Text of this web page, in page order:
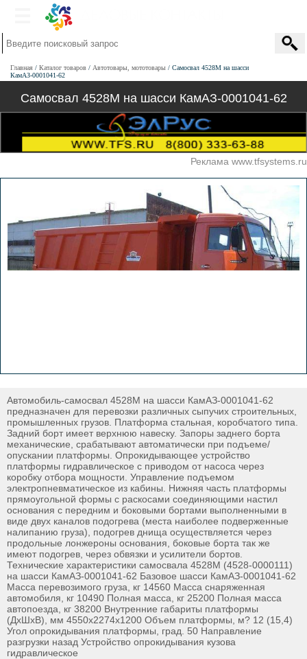
Главная Каталог товаров Автотовары, мототовары
Самосвал 4528М на шасси
КамАЗ-0001041-62
Самосвал 4528М на шасси КамАЗ-0001041-62
Реклама www.tfsystems.ru
Автомобиль-самосвал 4528М на шасси КамАЗ-0001041-62
предназначен для перевозки различных сыпучих строительных,
промышленных грузов. Платформа стальная, коробчатого типа.
Задний борт имеет верхнюю навеску. Запоры заднего борта
механические, срабатывают автоматически при подъеме/
опускании платформы. Опрокидывающее устройство
платформы гидравлическое с приводом от насоса через
коробку отбора мощности. Управление подъемом
электропневматическое из кабины. Нижняя часть платформы
прямоугольной формы с раскосами соединяющими настил
основания с передним и боковыми бортами выполненными в
виде двух каналов подогрева (места наиболее подверженные
налипанию груза), подогрев днища осуществляется через
продольные лонжероны основания, боковые борта так же
имеют подогрев, через обвязки и усилители бортов.
Технические характеристики самосвала 4528М (4528-0000111)
на шасси КамАЗ-0001041-62 Базовое шасси КамАЗ-0001041-62
Масса перевозимого груза, кг 14560 Масса снаряженная
автомобиля, кг 10490 Полная масса, кг 25200 Полная масса
автопоезда, кг 38200 Внутренние габариты платформы
(ДхШхВ), мм 4550х2274х1200 Объем платформы, м? 12 (15,4)
Угол опрокидывания платформы, град. 50 Направление
разгрузки назад Устройство опрокидывания кузова
гидравлическое